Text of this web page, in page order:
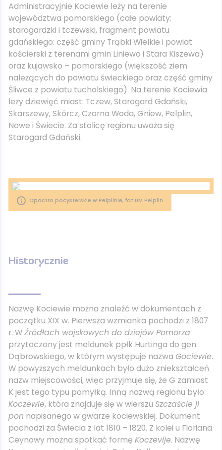
Administracyjnie Kociewie leży na terenie
województwa pomorskiego (całe powiaty:
starogardzki i tczewski, fragment powiatu
gdańskiego: część gminy Trąbki Wielkie i powiat
kościerski z terenami gmin Liniewo i Stara Kiszewa)
oraz kujawsko – pomorskiego (większość ziem
należących do powiatu świeckiego oraz część gminy
Śliwce z powiatu tucholskiego). Na terenie Kociewia
leży dziewięć miast: Tczew, Starogard Gdański,
Skarszewy, Skórcz, Czarna Woda, Gniew, Pelplin,
Nowe i Świecie. Za stolicę regionu uważa się
Starogard Gdański.
Opactro pocysterskie w Pelplinie, fot UM Pelplin
Historycznie
Nazwę Kociewie można znaleźć w dokumentach z
początku XIX w. Pierwsza wzmianka pochodzi z 1807
r. WŹródłach wojskowych do dziejów Pomorza
przytoczony jest meldunek ppłk Hurtinga do gen.
Dąbrowskiego, w którym występuje nazwa Gociewie.
W powyższych meldunkach było dużo zniekształceń
nazw miejscowości, więc przyjmuje się, że G zamiast
K jest tego typu pomyłką. Inną nazwą regionu było
Koczewie, która znajduje się w wierszu Szczaście ji
pon napisanego w gwarze kociewskiej. Dokument
pochodzi za Świecia z lat 1810 – 1820. Z kolei u Floriana
Ceynowy można spotkać formę Koczevije. Nazwę